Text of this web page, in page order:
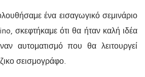
ένα εισαγωγικό σεμινάριο
σκεφτήκαμε ότι θα ήταν καλή ιδέα
αυτοματισμό που θα λειτουργεί
σεισμογράφο.